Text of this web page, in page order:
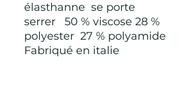
élasthanne se porte
serrer 50 % viscose 28 %
polyester 27 % polyamide
Fabriqué en italie